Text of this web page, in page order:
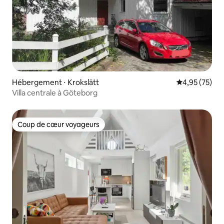
Hébergement ⋅ Krokslätt Évaluation
4,95 (75)
Villa centrale à Göteborg
Coup de cœur voyageurs
Coup de cœur voyageurs